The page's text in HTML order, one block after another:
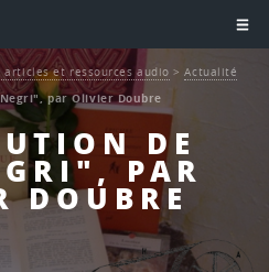
DE
PAR
DOUBRE
articles et ressources audio >Actualité
par Olivier Doubre